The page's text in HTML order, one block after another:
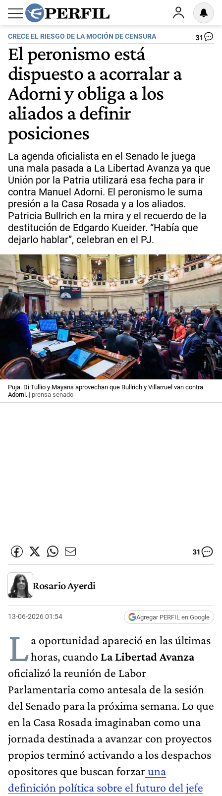
CRECE EL RIESGO DE LA MOCIÓN DE CENSURA 31
El peronismo está
dispuesto a acorralar a
Adorni y obliga a los
aliados a definir
posiciones
La agenda oficialista en el Senado le juega
una mala pasada a La Libertad Avanza ya que
Unión por la Patria utilizará esa fecha para ir
contra Manuel Adorni. El peronismo le suma
presión a la Casa Rosada y a los aliados.
Patricia Bullrich en la mira y el recuerdo de la
destitución de Edgardo Kueider. “Había que
dejarlo hablar”, celebran en el PJ.
Puja. Di Tullio y Mayans aprovechan que Bullrich y Villarruel van contra
Adorni. | prensa senado
31
Rosario Ayerdi
13-06-2026 01:54 Agregar PERFIL en Google
La oportunidad apareció en las últimas
horas, cuando La Libertad Avanza
oficializó la reunión de Labor
Parlamentaria como antesala de la sesión
del Senado para la próxima semana. Lo que
en la Casa Rosada imaginaban como una
jornada destinada a avanzar con proyectos
propios terminó activando a los despachos
opositores que buscan forzar una
definición política sobre el futuro del jefe